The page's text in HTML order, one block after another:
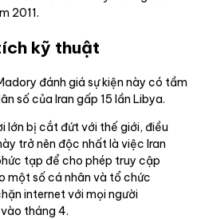
2011.
kỹ thuật
đánh giá sự kiện này có tầm
số của Iran gấp 15 lần Libya.
lớn bị cắt đứt với thế giới, điều
trở nên độc nhất là việc Iran
tạp để cho phép truy cập
một số cá nhân và tổ chức
internet với mọi người
tháng 4.